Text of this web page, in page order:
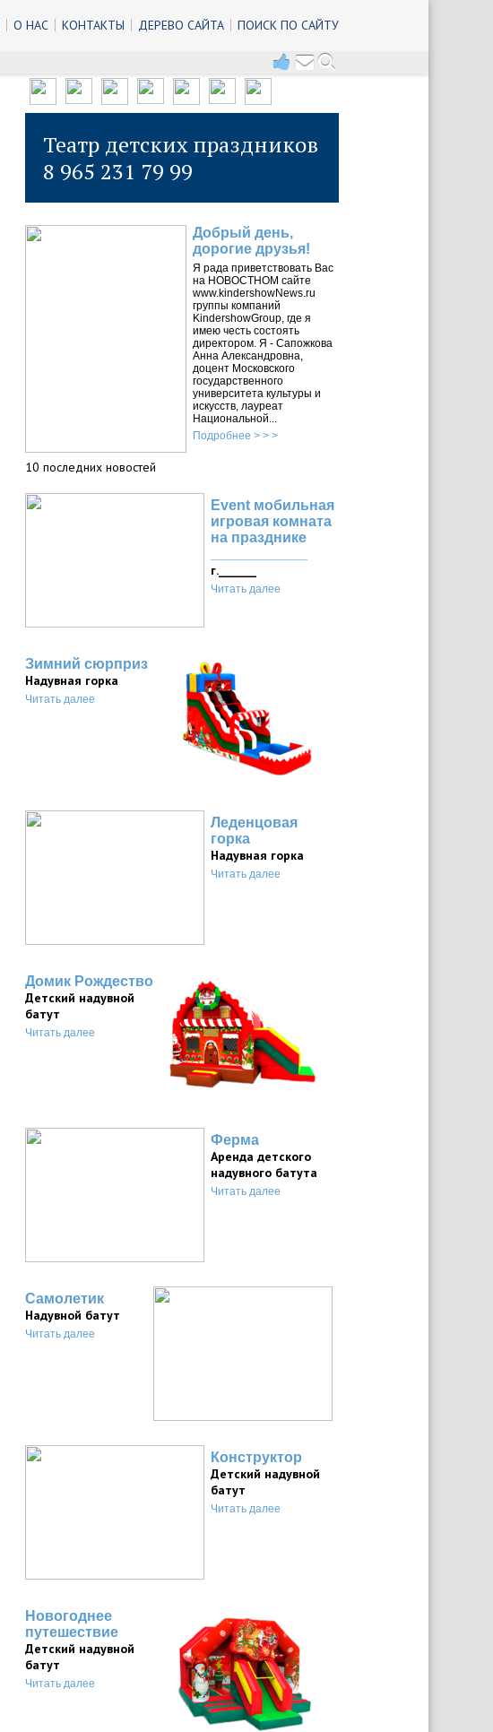
О НАС КОНТАКТЫ ДЕРЕВО САЙТА ПОИСК ПО САЙТУ
Театр детских праздников
8 965 231 79 99
Добрый день,
дорогие друзья!
Я рада приветствовать Вас
на НОВОСТНОМ сайте
www.kindershowNews.ru
группы компаний
KindershowGroup, где я
имею честь состоять
директором. Я - Сапожкова
Анна Александровна,
доцент Московского
государственного
университета культуры и
искусств, лауреат
Национальной...
Подробнее > > >
10 последних новостей
Event мобильная
игровая комната
на празднике
г._______
Читать далее
Зимний сюрприз
Надувная горка
Читать далее
Леденцовая
горка
Надувная горка
Читать далее
Домик Рождество
Детский надувной
батут
Читать далее
Ферма
Аренда детского
надувного батута
Читать далее
Самолетик
Надувной батут
Читать далее
Конструктор
Детский надувной
батут
Читать далее
Новогоднее
путешествие
Детский надувной
батут
Читать далее